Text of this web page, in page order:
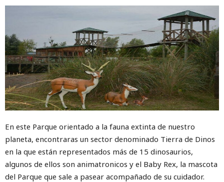
En este Parque orientado a la fauna extinta de nuestro
planeta, encontraras un sector denominado Tierra de Dinos
en la que están representados más de 15 dinosaurios,
algunos de ellos son animatronicos y el Baby Rex, la mascota
del Parque que sale a pasear acompañado de su cuidador.